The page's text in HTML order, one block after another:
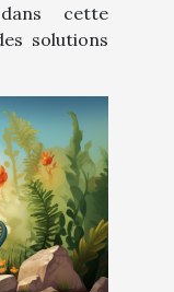
cette
solutions